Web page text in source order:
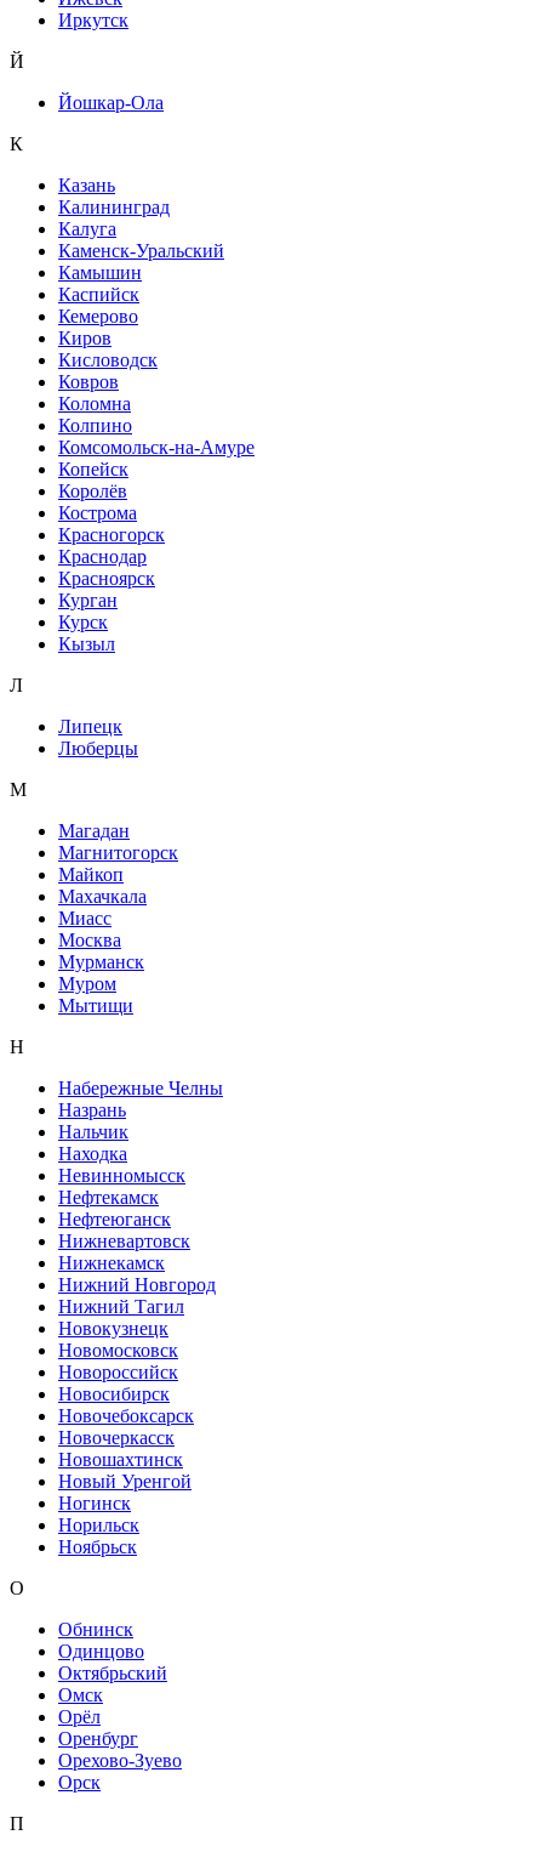
Иркутск
Й
Йошкар-Ола
К
Казань
Калининград
Калуга
Каменск-Уральский
Камышин
Каспийск
Кемерово
Киров
Кисловодск
Ковров
Коломна
Колпино
Комсомольск-на-Амуре
Копейск
Королёв
Кострома
Красногорск
Краснодар
Красноярск
Курган
Курск
Кызыл
Л
Липецк
Люберцы
М
Магадан
Магнитогорск
Майкоп
Махачкала
Миасс
Москва
Мурманск
Муром
Мытищи
Н
Набережные Челны
Назрань
Нальчик
Находка
Невинномысск
Нефтекамск
Нефтеюганск
Нижневартовск
Нижнекамск
Нижний Новгород
Нижний Тагил
Новокузнецк
Новомосковск
Новороссийск
Новосибирск
Новочебоксарск
Новочеркасск
Новошахтинск
Новый Уренгой
Ногинск
Норильск
Ноябрьск
О
Обнинск
Одинцово
Октябрьский
Омск
Орёл
Оренбург
Орехово-Зуево
Орск
П